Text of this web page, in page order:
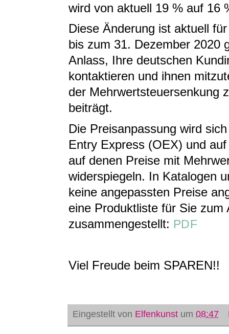
wird von aktuell 19 % auf 16
Diese Änderung ist aktuell
bis zum 31. Dezember 2020
Anlass, Ihre deutschen
kontaktieren und ihnen
der Mehrwertsteuersenkung
beiträgt.
Die Preisanpassung wird
Entry Express (OEX) und
auf denen Preise mit
widerspiegeln. In Katalogen
keine angepassten Preise
eine Produktliste für Sie
zusammengestellt: PDF
Viel Freude beim SPAREN!!
Eingestellt von Elfenkunst um 08:47